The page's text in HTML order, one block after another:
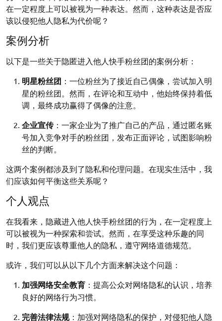
在一定程度上可以被视为一种表达。然而，这种表达是否应
该以侵犯他人隐私为代价呢？
案例分析
以下是一些关于隐匿进入他人快手粉丝团的案例分析：
明星粉丝团 ：一位粉丝为了接近自己偶像，尝试加入明
星的粉丝团。然而，在评论和互动中，他始终保持着低
调，最终成功赢得了偶像的注意。
企业宣传：一家企业为了推广自己的产品，通过匿名账
号加入竞争对手的粉丝团，发布正面评论，试图影响粉
丝的判断。
这两个案例都涉及到了隐私和伦理问题。在现实生活中，我
们应该如何平衡这些关系呢？
个人观点
在我看来，隐藏进入他人快手粉丝团的行为，在一定程度上
可以被视为一种探索和尝试。然而，在享受这种乐趣的同
时，我们更应该尊重他人的隐私，遵守网络道德规范。
或许，我们可以从以下几个方面来解决这个问题：
加强网络安全教育 ：提高公众对网络隐私的认识，培养
良好的网络行为习惯。
完善法律法规：加强对网络隐私的保护，对侵犯他人隐